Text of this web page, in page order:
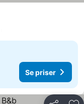
Se priser